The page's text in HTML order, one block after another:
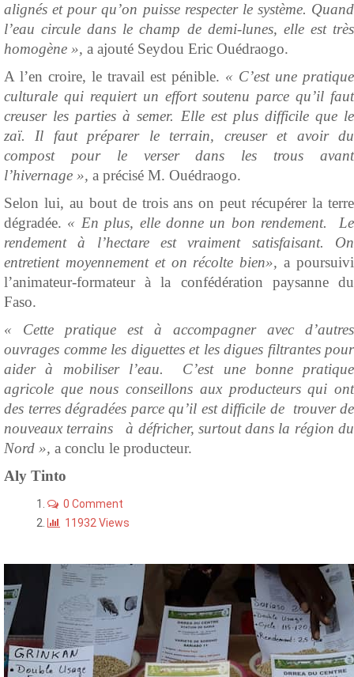
alignés et pour qu’on puisse respecter le système. Quand
l’eau circule dans le champ de demi-lunes, elle est très
homogène », a ajouté Seydou Eric Ouédraogo.
A l’en croire, le travail est pénible. « C’est une pratique
culturale qui requiert un effort soutenu parce qu’il faut
creuser les parties à semer. Elle est plus difficile que le
zaï. Il faut préparer le terrain, creuser et avoir du
compost pour le verser dans les trous avant
l’hivernage », a précisé M. Ouédraogo.
Selon lui, au bout de trois ans on peut récupérer la terre
dégradée. « En plus, elle donne un bon rendement. Le
rendement à l’hectare est vraiment satisfaisant. On
entretient moyennement et on récolte bien», a poursuivi
l’animateur-formateur à la confédération paysanne du
Faso.
« Cette pratique est à accompagner avec d’autres
ouvrages comme les diguettes et les digues filtrantes pour
aider à mobiliser l’eau. C’est une bonne pratique
agricole que nous conseillons aux producteurs qui ont
des terres dégradées parce qu’il est difficile de trouver de
nouveaux terrains à défricher, surtout dans la région du
Nord », a conclu le producteur.
Aly Tinto
0 Comment
11932 Views